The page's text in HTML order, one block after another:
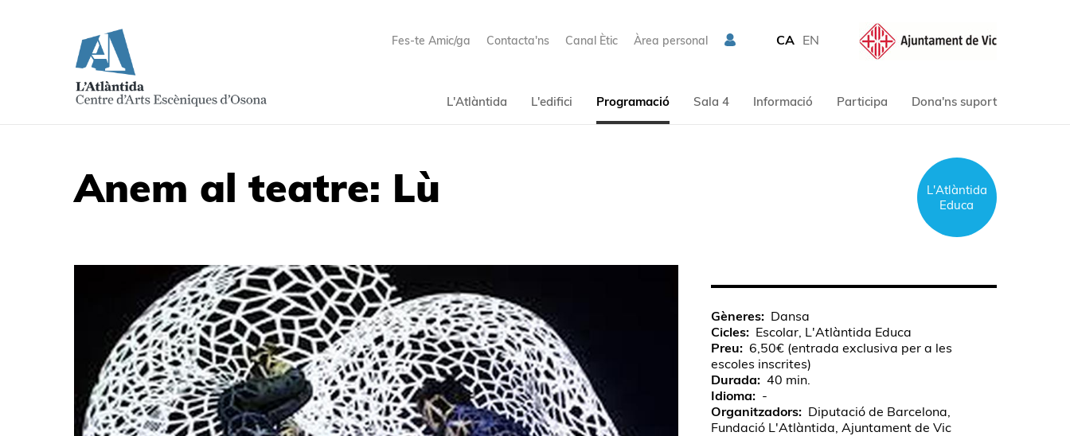
Fes-te Amic/ga Contacta'ns Canal Ètic Àrea personal CA EN
L'Atlàntida L'edifici Programació Sala 4 Informació Participa Dona'ns suport
Anem al teatre: Lù
L'Atlàntida
Educa
Gèneres
Dansa
Cicles
Escolar, L'Atlàntida Educa
Preu
6,50€ (entrada exclusiva per a les
escoles inscrites)
Durada
40 min.
Idioma
-
Organitzadors
Diputació de Barcelona,
Fundació L'Atlàntida, Ajuntament de Vic